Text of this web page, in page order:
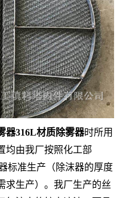
器316L材质除雾器时所用
均由我厂按照化工部
标准生产（除沫器的厚度
求生产）。我厂生产的丝